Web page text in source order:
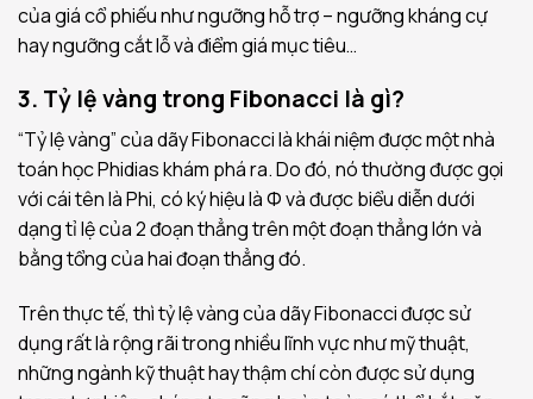
của giá cổ phiếu như ngưỡng hỗ trợ – ngưỡng kháng cự
hay ngưỡng cắt lỗ và điểm giá mục tiêu…
3. Tỷ lệ vàng trong Fibonacci là gì?
“Tỷ lệ vàng” của dãy Fibonacci là khái niệm được một nhà
toán học Phidias khám phá ra. Do đó, nó thường được gọi
với cái tên là Phi, có ký hiệu là Φ và được biểu diễn dưới
dạng tỉ lệ của 2 đoạn thẳng trên một đoạn thẳng lớn và
bằng tổng của hai đoạn thẳng đó.
Trên thực tế, thì tỷ lệ vàng của dãy Fibonacci được sử
dụng rất là rộng rãi trong nhiều lĩnh vực như mỹ thuật,
những ngành kỹ thuật hay thậm chí còn được sử dụng